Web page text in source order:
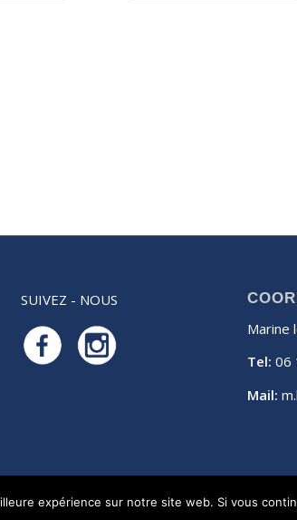
SUIVEZ - NOUS
Marine
Tel:06
expérience sur notre site web. Si vous